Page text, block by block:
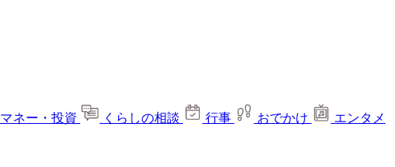
マネー・投資 くらしの相談 行事 おでかけ
エンタメ